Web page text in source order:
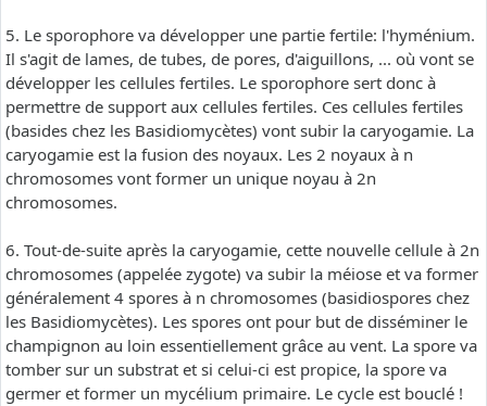
5. Le sporophore va développer une partie fertile: l'hyménium.
Il s'agit de lames, de tubes, de pores, d'aiguillons, ... où vont se
développer les cellules fertiles. Le sporophore sert donc à
permettre de support aux cellules fertiles. Ces cellules fertiles
(basides chez les Basidiomycètes) vont subir la caryogamie. La
caryogamie est la fusion des noyaux. Les 2 noyaux à n
chromosomes vont former un unique noyau à 2n
chromosomes.
6. Tout-de-suite après la caryogamie, cette nouvelle cellule à 2n
chromosomes (appelée zygote) va subir la méiose et va former
généralement 4 spores à n chromosomes (basidiospores chez
les Basidiomycètes). Les spores ont pour but de disséminer le
champignon au loin essentiellement grâce au vent. La spore va
tomber sur un substrat et si celui-ci est propice, la spore va
germer et former un mycélium primaire. Le cycle est bouclé !